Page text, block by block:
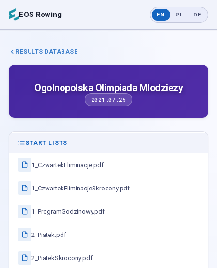
EOS Rowing EN PL DE
RESULTS DATABASE
Ogolnopolska Olimpiada Mlodziezy
2021.07.25
START LISTS
1_CzwartekEliminacje.pdf
1_CzwartekEliminacjeSkrocony.pdf
1_ProgramGodzinowy.pdf
2_Piatek.pdf
2_PiatekSkrocony.pdf